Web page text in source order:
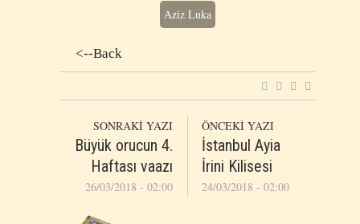
Aziz Luka
<--Back
SONRAKİ YAZI
Büyük orucun 4.
Haftası vaazı
26/03/2018 - 02:00
ÖNCEKİ YAZI
İstanbul Ayia
İrini Kilisesi
24/03/2018 - 02:00